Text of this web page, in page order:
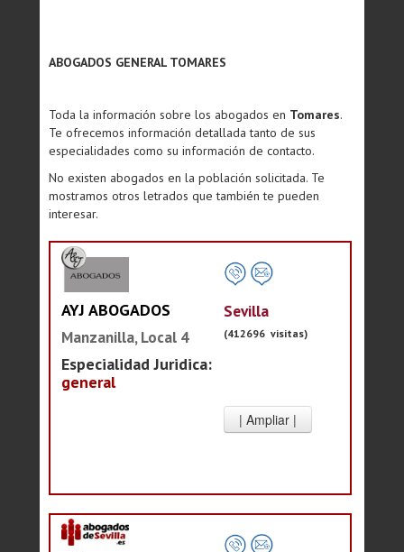
ABOGADOS GENERAL TOMARES
Toda la información sobre los abogados en Tomares.
Te ofrecemos información detallada tanto de sus
especialidades como su información de contacto.
No existen abogados en la población solicitada. Te
mostramos otros letrados que también te pueden
interesar.
AYJ ABOGADOS
Manzanilla, Local 4
Especialidad Juridica:
general
Sevilla
(412696 visitas)